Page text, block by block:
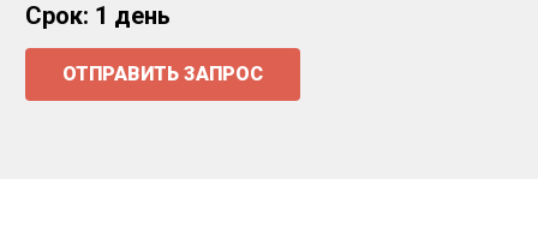
Срок: 1 день
ОТПРАВИТЬ ЗАПРОС